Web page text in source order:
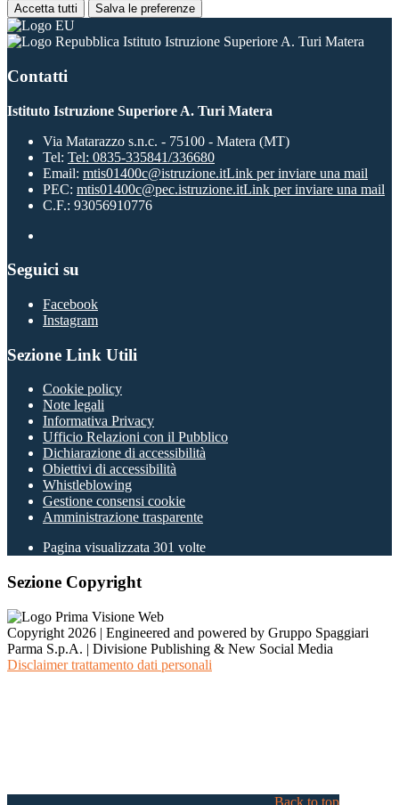
Accetta tutti Salva le preferenze
Istituto Istruzione Superiore A. Turi Matera
Contatti
Istituto Istruzione Superiore A. Turi Matera
Via Matarazzo s.n.c. - 75100 - Matera (MT)
Tel: Tel: 0835-335841/336680
Email: mtis01400c@istruzione.itLink per inviare una mail
PEC: mtis01400c@pec.istruzione.itLink per inviare una mail
C.F.: 93056910776
Seguici su
Facebook
Instagram
Sezione Link Utili
Cookie policy
Note legali
Informativa Privacy
Ufficio Relazioni con il Pubblico
Dichiarazione di accessibilità
Obiettivi di accessibilità
Whistleblowing
Gestione consensi cookie
Amministrazione trasparente
Pagina visualizzata 301 volte
Sezione Copyright
Copyright 2026 | Engineered and powered by Gruppo Spaggiari
Parma S.p.A. | Divisione Publishing & New Social Media
Disclaimer trattamento dati personali
Back to top